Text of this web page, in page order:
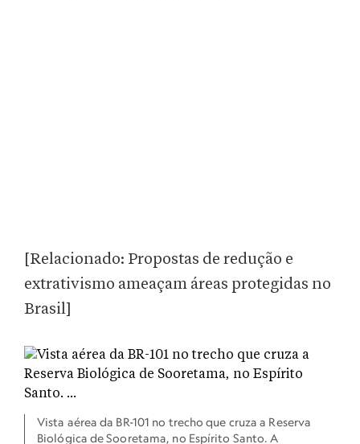
[Relacionado: Propostas de redução e
extrativismo ameaçam áreas protegidas no
Brasil]
Vista aérea da BR-101 no trecho que cruza a Reserva
Biológica de Sooretama, no Espírito Santo. A